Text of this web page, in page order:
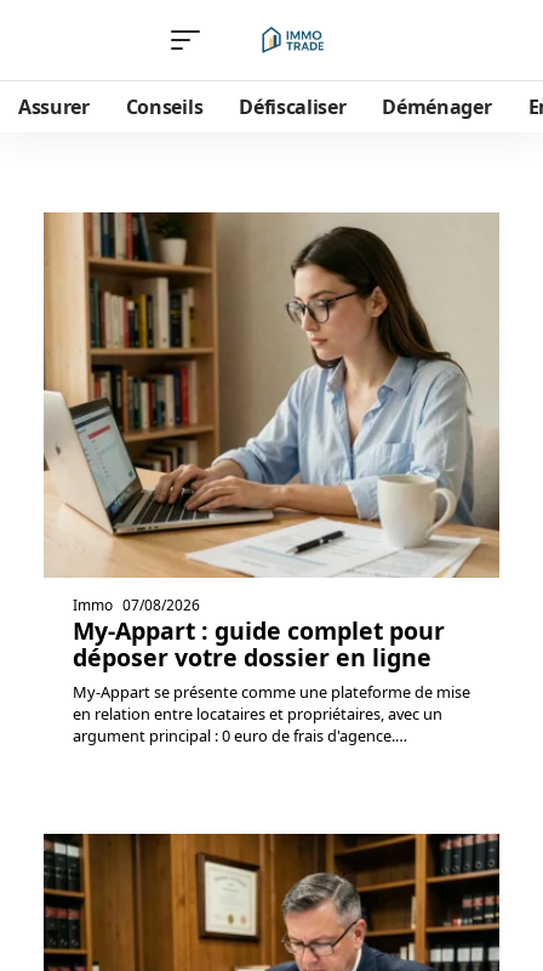
Assurer Conseils Défiscaliser Déménager
Immo 07/08/2026
My-Appart : guide complet pour
déposer votre dossier en ligne
My-Appart se présente comme une plateforme de mise
en relation entre locataires et propriétaires, avec un
argument principal : 0 euro de frais d'agence.…